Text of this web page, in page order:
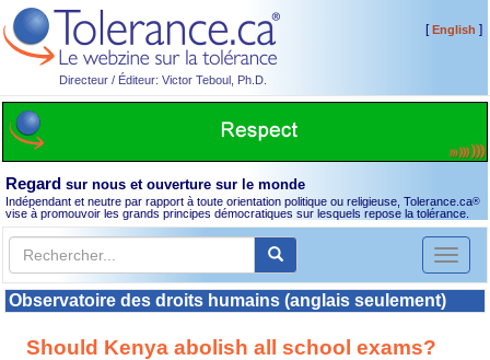
Directeur / Éditeur: Victor Teboul, Ph.D.
[English ]
Regard sur nous et ouverture sur le monde
Indépendant et neutre par rapport à toute orientation politique ou religieuse, Tolerance.ca®
vise à promouvoir les grands principes démocratiques sur lesquels repose la tolérance.
Toggle
Observatoire des droits humains (anglais seulement)
Should Kenya abolish all school exams?